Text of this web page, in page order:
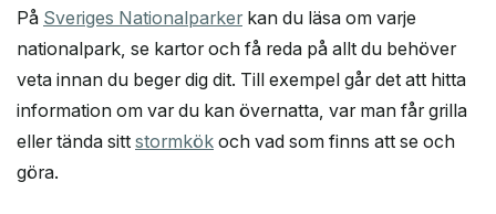
På Sveriges Nationalparker kan du läsa om varje
nationalpark, se kartor och få reda på allt du behöver
veta innan du beger dig dit. Till exempel går det att hitta
information om var du kan övernatta, var man får grilla
eller tända sitt stormkök och vad som finns att se och
göra.